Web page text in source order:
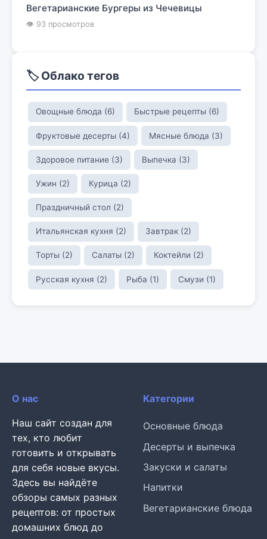
Вегетарианские Бургеры из Чечевицы
👁 93 просмотров
🏷️ Облако тегов
Овощные блюда (6) Быстрые рецепты (6)
Фруктовые десерты (4) Мясные блюда (3)
Здоровое питание (3) Выпечка (3)
Ужин (2) Курица (2)
Праздничный стол (2)
Итальянская кухня (2) Завтрак (2)
Торты (2) Салаты (2) Коктейли (2)
Русская кухня (2) Рыба (1) Смузи (1)
О нас
Наш сайт создан для
тех, кто любит
готовить и открывать
для себя новые вкусы.
Здесь вы найдёте
обзоры самых разных
рецептов: от простых
домашних блюд до
Категории
Основные блюда
Десерты и выпечка
Закуски и салаты
Напитки
Вегетарианские блюда